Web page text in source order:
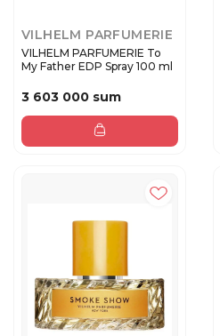
VILHELM PARFUMERIE
VILHELM PARFUMERIE To
My Father EDP Spray 100 ml
3 603 000 sum